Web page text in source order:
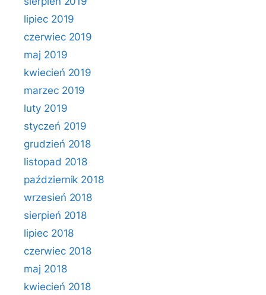
lipiec 2019
czerwiec 2019
maj 2019
kwiecień 2019
marzec 2019
luty 2019
styczeń 2019
grudzień 2018
listopad 2018
październik 2018
wrzesień 2018
sierpień 2018
lipiec 2018
czerwiec 2018
maj 2018
kwiecień 2018